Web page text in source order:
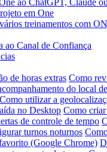
em One
treinamentos com
ao Canal de Confiança
de horas extras Como
do local
Como utilizar a
no Desktop Como
de controle de tempo
turnos noturnos
(Google Chrome)